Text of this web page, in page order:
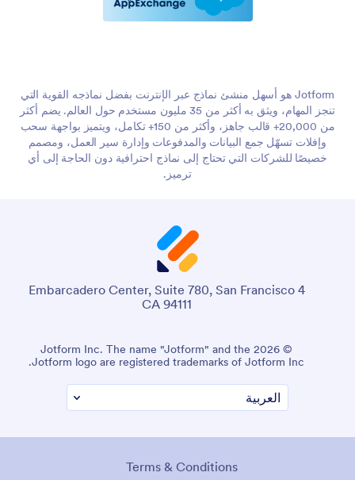
Jotform هو أسهل منشئ نماذج عبر الإنترنت بفضل نماذجه القوية التي
تنجز المهام، ويثق به أكثر من 35 مليون مستخدم حول العالم. يضم أكثر
من 20,000+ قالب جاهز، وأكثر من 150+ تكامل، ويتميز بواجهة سحب
وإفلات تسهّل جمع البيانات والمدفوعات وإدارة سير العمل، ومصمم
خصيصًا للشركات التي تحتاج إلى نماذج احترافية دون الحاجة إلى أي
ترميز.
4 Embarcadero Center, Suite 780, San Francisco
CA 94111
© 2026 Jotform Inc. The name "Jotform" and the
Jotform logo are registered trademarks of Jotform Inc.
Terms & Conditions